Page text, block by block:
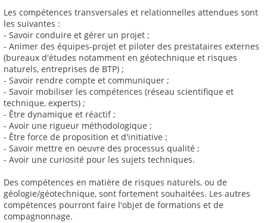
Les compétences transversales et relationnelles attendues sont
les suivantes :
- Savoir conduire et gérer un projet ;
- Animer des équipes-projet et piloter des prestataires externes
(bureaux d'études notamment en géotechnique et risques
naturels, entreprises de BTP) ;
- Savoir rendre compte et communiquer ;
- Savoir mobiliser les compétences (réseau scientifique et
technique, experts) ;
- Être dynamique et réactif ;
- Avoir une rigueur méthodologique ;
- Être force de proposition et d'initiative ;
- Savoir mettre en oeuvre des processus qualité ;
- Avoir une curiosité pour les sujets techniques.
Des compétences en matière de risques naturels, ou de
géologie/géotechnique, sont fortement souhaitées. Les autres
compétences pourront faire l'objet de formations et de
compagnonnage.